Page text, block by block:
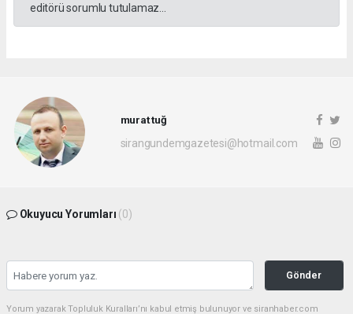
editörü sorumlu tutulamaz...
murat tuğ
sirangundemgazetesi@hotmail.com
Okuyucu Yorumları (0)
Gönder
Yorum yazarak Topluluk Kuralları’nı kabul etmiş bulunuyor ve siranhaber.com